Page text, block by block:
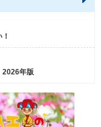
2026年版